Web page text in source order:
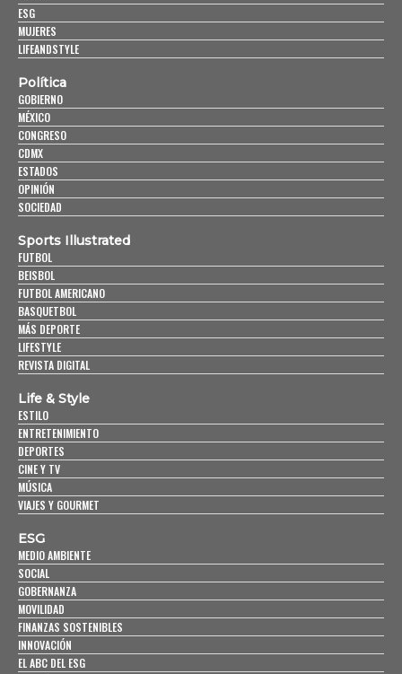
ESG
MUJERES
LIFEANDSTYLE
Política
GOBIERNO
MÉXICO
CONGRESO
CDMX
ESTADOS
OPINIÓN
SOCIEDAD
Sports Illustrated
FUTBOL
BEISBOL
FUTBOL AMERICANO
BASQUETBOL
MÁS DEPORTE
LIFESTYLE
REVISTA DIGITAL
Life & Style
ESTILO
ENTRETENIMIENTO
DEPORTES
CINE Y TV
MÚSICA
VIAJES Y GOURMET
ESG
MEDIO AMBIENTE
SOCIAL
GOBERNANZA
MOVILIDAD
FINANZAS SOSTENIBLES
INNOVACIÓN
EL ABC DEL ESG